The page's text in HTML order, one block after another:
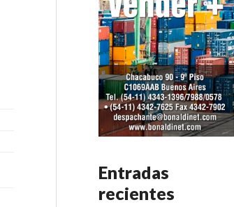
Entradas
recientes